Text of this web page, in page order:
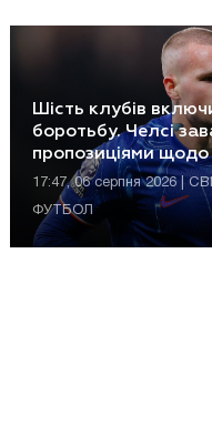
Шість клубів
боротьбу. Челсі
пропозиціями
17:47, 06 серпня 2026 |
ФУТБОЛ